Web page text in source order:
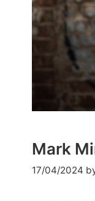
Mark
17/04/2024